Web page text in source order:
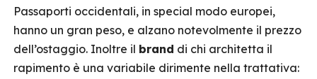
Passaporti occidentali, in special modo europei,
hanno un gran peso, e alzano notevolmente il prezzo
dell’ostaggio. Inoltre il brand di chi architetta il
rapimento è una variabile dirimente nella trattativa: